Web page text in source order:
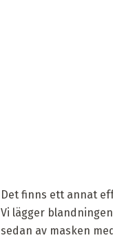
Det finns ett annat
Vi lägger
sedan av masken